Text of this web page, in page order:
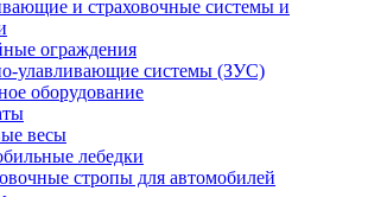
и страховочные системы и
ограждения
улавливающие системы (ЗУС)
оборудование
весы
лебедки
стропы для автомобилей